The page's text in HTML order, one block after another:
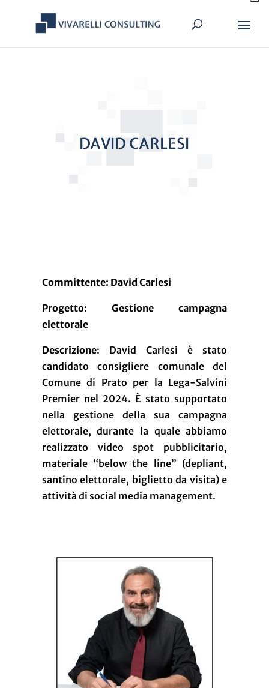
DAVID CARLESI
Committente: David Carlesi
Progetto: Gestione campagna
elettorale
Descrizione: David Carlesi è stato
candidato consigliere comunale del
Comune di Prato per la Lega-Salvini
Premier nel 2024. È stato supportato
nella gestione della sua campagna
elettorale, durante la quale abbiamo
realizzato video spot pubblicitario,
materiale “below the line” (depliant,
santino elettorale, biglietto da visita) e
attività di social media management.